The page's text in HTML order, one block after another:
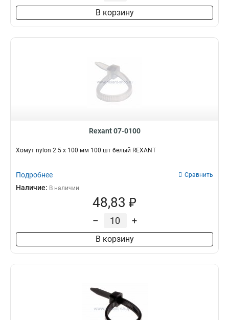
В корзину
Rexant 07-0100
Хомут nylon 2.5 х 100 мм 100 шт белый REXANT
Подробнее Сравнить
Наличие: В наличии
48,83 ₽
– +
В корзину